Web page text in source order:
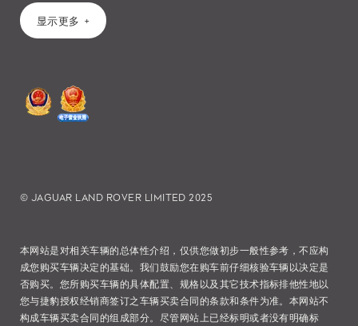
显示更多
© JAGUAR LAND ROVER LIMITED 2025
本网站是对相关车辆的总体性介绍，仅供您做初步一般性参考，不应构
成您购买车辆决定的基础。我们鼓励您在购车前仔细核验车辆以决定是
否购买。您所购买车辆的具体配置、规格以及其它技术指标排他性地以
您与捷豹授权经销商签订之车辆买卖合同的条款和条件为准。本网站不
构成车辆买卖合同的组成部分。尽管网站上已经标明或者没有明确标